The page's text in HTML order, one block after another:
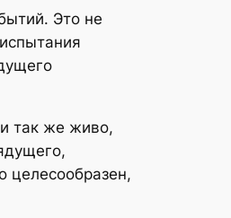
Это не
так же живо,
целесообразен,